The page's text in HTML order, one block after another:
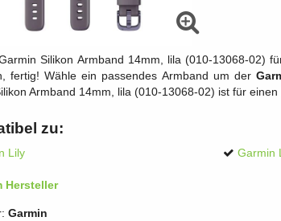
Silikon Armband 14mm, lila (010-13068-02)
fertig! Wähle ein passendes Armband um der
Armband 14mm, lila (010-13068-02) ist für
zu:
Lily Garmin
Hersteller
Garmin